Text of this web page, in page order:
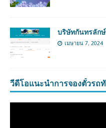
บริษัทกันทรลัก
เมษายน 7, 2024
วีดีโอแนะนำการจองตั๋วรถ